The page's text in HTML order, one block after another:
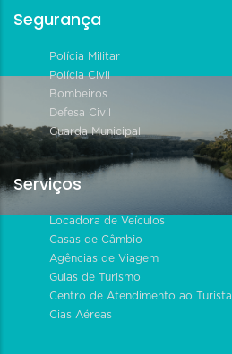
Segurança
Polícia Militar
Polícia Civil
Bombeiros
Defesa Civil
Guarda Municipal
Serviços
Locadora de Veículos
Casas de Câmbio
Agências de Viagem
Guias de Turismo
Centro de Atendimento ao Turista
Cias Aéreas